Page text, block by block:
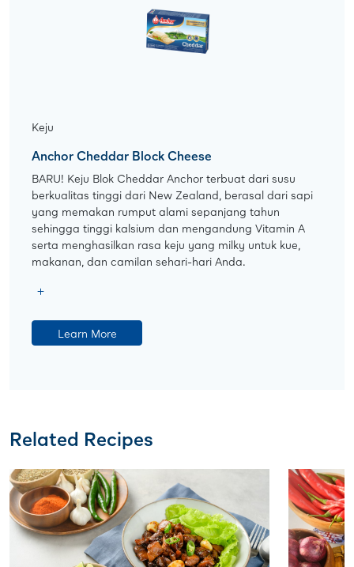
Keju
Anchor Cheddar Block Cheese
BARU! Keju Blok Cheddar Anchor terbuat dari susu
berkualitas tinggi dari New Zealand, berasal dari sapi
yang memakan rumput alami sepanjang tahun
sehingga tinggi kalsium dan mengandung Vitamin A
serta menghasilkan rasa keju yang milky untuk kue,
makanan, dan camilan sehari-hari Anda.
Learn More
Related Recipes